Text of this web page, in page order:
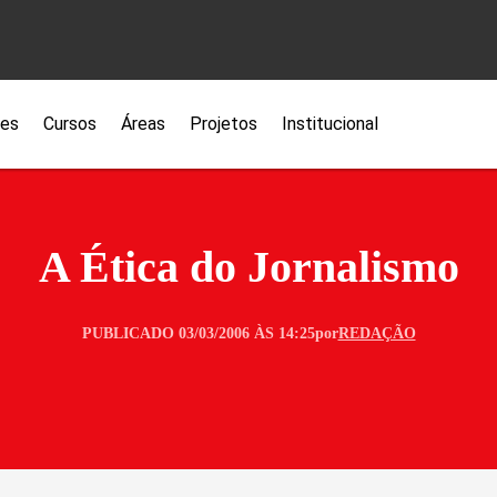
Cursos Áreas Projetos Institucional
A Ética do Jornalismo
PUBLICADO 03/03/2006 ÀS 14:25porREDAÇÃO